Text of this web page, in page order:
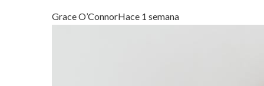
Grace O’ConnorHace 1 semana